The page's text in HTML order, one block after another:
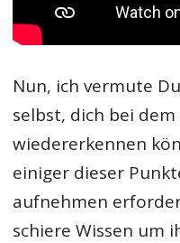
Nun, ich vermute
selbst, dich bei
wiedererkennen
einiger dieser
aufnehmen
schiere Wissen um